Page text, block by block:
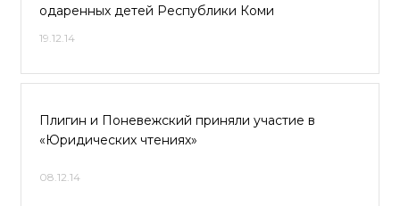
одаренных детей Республики Коми
19.12.14
Плигин и Поневежский приняли участие в
«Юридических чтениях»
08.12.14